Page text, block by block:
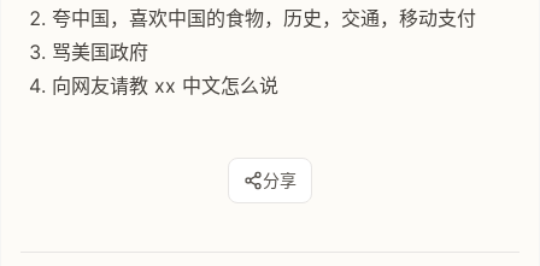
夸中国，喜欢中国的食物，历史，交通，移动支付
骂美国政府
向网友请教 xx 中文怎么说
分享